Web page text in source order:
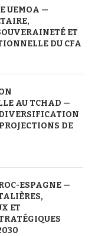
UEMOA —
ET
DU CFA
AU TCHAD —
DE
ESPAGNE —
ET